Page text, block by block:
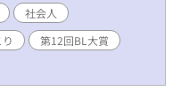
、仕事以外はダメダメな
品。他サイトで過去公開
。大賞期間中の完結を目
と思われるページのタイ
予定。 ※ 本作はフィクシ
社会人
第12回BL大賞